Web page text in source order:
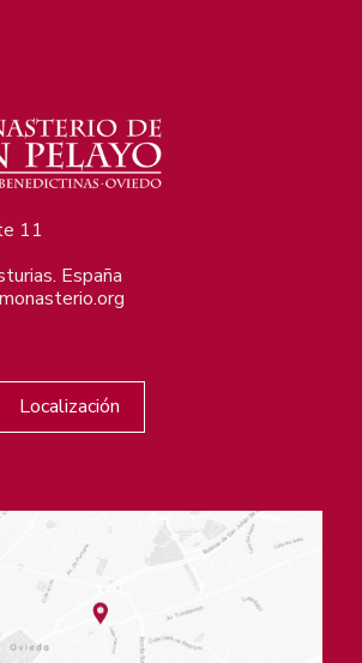
11
España
Localización